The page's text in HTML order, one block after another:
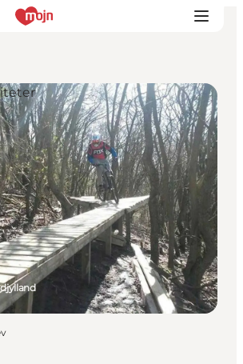
ferie